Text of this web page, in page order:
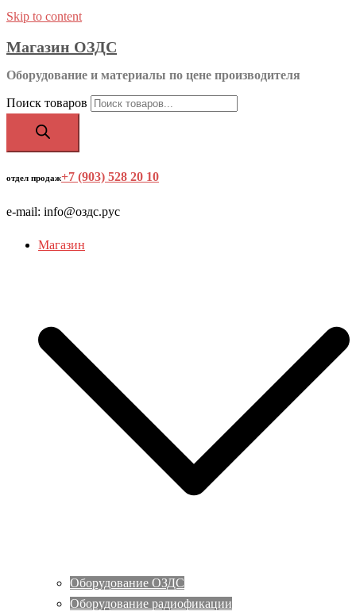
Skip to content
Магазин ОЗДС
Оборудование и материалы по цене производителя
Поиск товаров
отдел продаж+7 (903) 528 20 10
e-mail: info@оздс.рус
Магазин
Оборудование ОЗДС
Оборудование радиофикации